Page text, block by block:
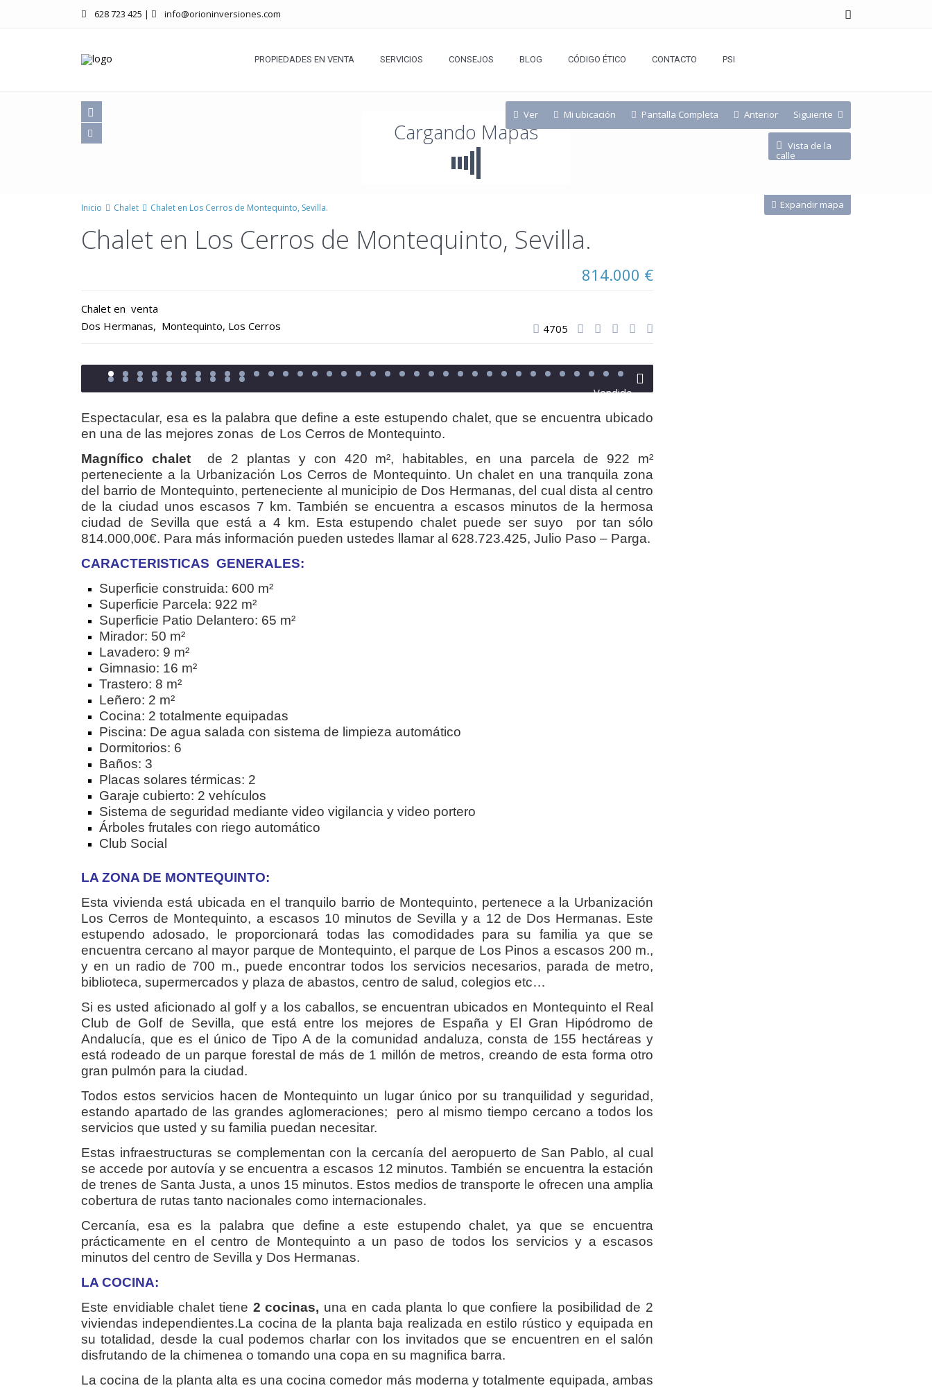
628 723 425 | info@orioninversiones.com
PROPIEDADES EN VENTA SERVICIOS CONSEJOS BLOG CÓDIGO ÉTICO CONTACTO PSI
Cargando Mapas
Expandir mapa
Ver Mi ubicación Pantalla Completa Anterior Siguiente
Vista de la
calle
Inicio Chalet Chalet en Los Cerros de Montequinto, Sevilla.
Chalet en Los Cerros de Montequinto, Sevilla.
814.000 €
Chalet en venta
Dos Hermanas, Montequinto, Los Cerros 4705
Vendido
Espectacular, esa es la palabra que define a este estupendo chalet, que se encuentra ubicado
en una de las mejores zonas de Los Cerros de Montequinto.
Magnífico chalet
de 2 plantas y con 420 m², habitables, en una parcela de 922 m²
perteneciente a la Urbanización Los Cerros de Montequinto. Un chalet en una tranquila zona
del barrio de Montequinto, perteneciente al municipio de Dos Hermanas, del cual dista al centro
de la ciudad unos escasos 7 km. También se encuentra a escasos minutos de la hermosa
ciudad de Sevilla que está a 4 km. Esta estupendo chalet puede ser suyo por tan sólo
814.000,00€. Para más información pueden ustedes llamar al 628.723.425, Julio Paso – Parga.
CARACTERISTICAS GENERALES:
Superficie construida: 600 m²
Superficie Parcela: 922 m²
Superficie Patio Delantero: 65 m²
Mirador: 50 m²
Lavadero: 9 m²
Gimnasio: 16 m²
Trastero: 8 m²
Leñero: 2 m²
Cocina: 2 totalmente equipadas
Piscina: De agua salada con sistema de limpieza automático
Dormitorios: 6
Baños: 3
Placas solares térmicas: 2
Garaje cubierto: 2 vehículos
Sistema de seguridad mediante video vigilancia y video portero
Árboles frutales con riego automático
Club Social
LA ZONA DE MONTEQUINTO:
Esta vivienda está ubicada en el tranquilo barrio de Montequinto, pertenece a la Urbanización
Los Cerros de Montequinto, a escasos 10 minutos de Sevilla y a 12 de Dos Hermanas. Este
estupendo adosado, le proporcionará todas las comodidades para su familia ya que se
encuentra cercano al mayor parque de Montequinto, el parque de Los Pinos a escasos 200 m.,
y en un radio de 700 m., puede encontrar todos los servicios necesarios, parada de metro,
biblioteca, supermercados y plaza de abastos, centro de salud, colegios etc…
Si es usted aficionado al golf y a los caballos, se encuentran ubicados en Montequinto el Real
Club de Golf de Sevilla, que está entre los mejores de España y El Gran Hipódromo de
Andalucía, que es el único de Tipo A de la comunidad andaluza, consta de 155 hectáreas y
está rodeado de un parque forestal de más de 1 millón de metros, creando de esta forma otro
gran pulmón para la ciudad.
Todos estos servicios hacen de Montequinto un lugar único por su tranquilidad y seguridad,
estando apartado de las grandes aglomeraciones; pero al mismo tiempo cercano a todos los
servicios que usted y su familia puedan necesitar.
Estas infraestructuras se complementan con la cercanía del aeropuerto de San Pablo, al cual
se accede por autovía y se encuentra a escasos 12 minutos. También se encuentra la estación
de trenes de Santa Justa, a unos 15 minutos. Estos medios de transporte le ofrecen una amplia
cobertura de rutas tanto nacionales como internacionales.
Cercanía, esa es la palabra que define a este estupendo chalet, ya que se encuentra
prácticamente en el centro de Montequinto a un paso de todos los servicios y a escasos
minutos del centro de Sevilla y Dos Hermanas.
LA COCINA:
Este envidiable chalet tiene 2 cocinas, una en cada planta lo que confiere la posibilidad de 2
viviendas independientes.La cocina de la planta baja realizada en estilo rústico y equipada en
su totalidad, desde la cual podemos charlar con los invitados que se encuentren en el salón
disfrutando de la chimenea o tomando una copa en su magnifica barra.
La cocina de la planta alta es una cocina comedor más moderna y totalmente equipada, ambas